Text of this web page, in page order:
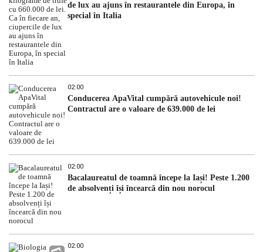
de lux au ajuns în restaurantele din Europa, în
special în Italia
02:00
Conducerea ApaVital cumpără autovehicule noi!
Contractul are o valoare de 639.000 de lei
02:00
Bacalaureatul de toamnă începe la Iași! Peste 1.200
de absolvenți își încearcă din nou norocul
02:00